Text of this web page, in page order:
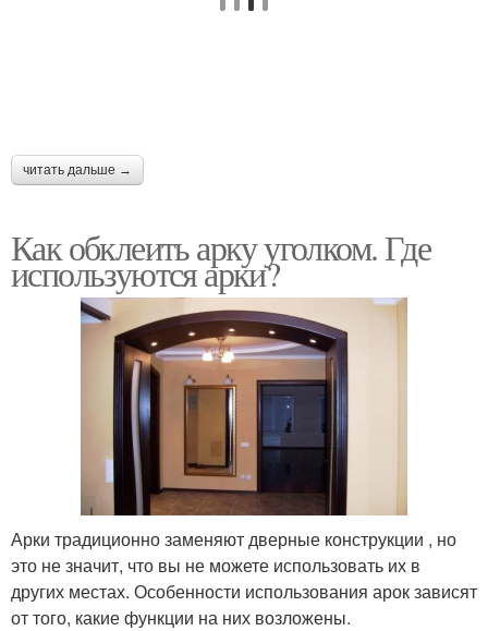
читать дальше →
Как обклеить арку уголком. Где
используются арки?
Арки традиционно заменяют дверные конструкции , но
это не значит, что вы не можете использовать их в
других местах. Особенности использования арок зависят
от того, какие функции на них возложены.